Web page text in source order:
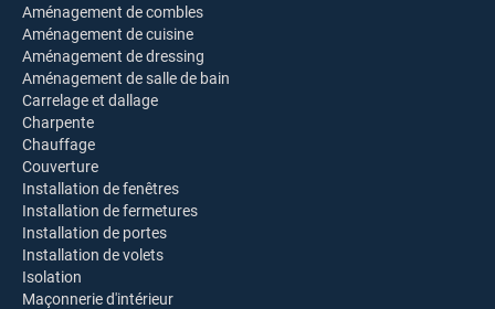
Aménagement de combles
Aménagement de cuisine
Aménagement de dressing
Aménagement de salle de bain
Carrelage et dallage
Charpente
Chauffage
Couverture
Installation de fenêtres
Installation de fermetures
Installation de portes
Installation de volets
Isolation
Maçonnerie d'intérieur